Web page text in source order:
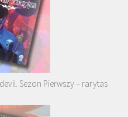
Sezon Pierwszy – rarytas